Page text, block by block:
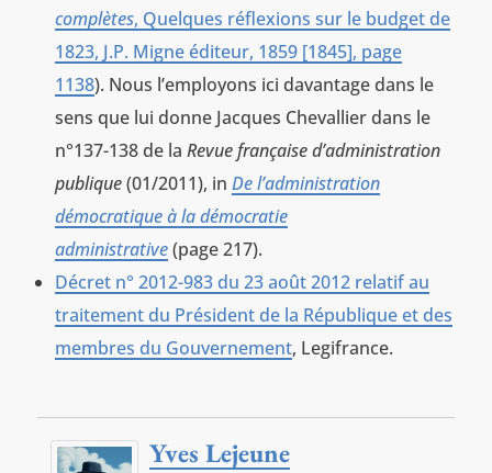
complètes, Quelques réflexions sur le budget de
1823, J.P. Migne éditeur, 1859 [1845], page
1138). Nous l’employons ici davantage dans le
sens que lui donne Jacques Chevallier dans le
n°137-138 de la Revue française d’administration
publique(01/2011), in De l’administration
démocratique à la démocratie
administrative(page 217).
Décret n° 2012-983 du 23 août 2012 relatif au
traitement du Président de la République et des
membres du Gouvernement, Legifrance.
Yves Lejeune